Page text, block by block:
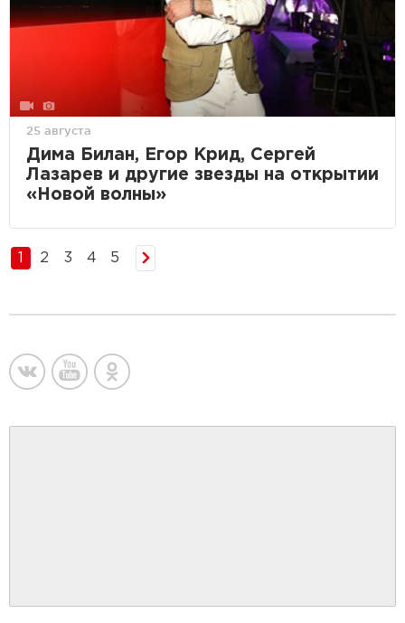
25 августа
Дима Билан, Егор Крид, Сергей
Лазарев и другие звезды на открытии
«Новой волны»
2 3 4 5